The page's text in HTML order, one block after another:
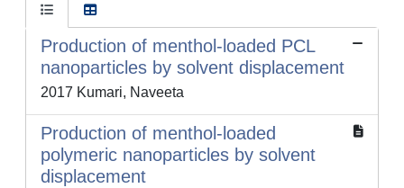
Production of menthol-loaded PCL
nanoparticles by solvent displacement
2017 Kumari, Naveeta
Production of menthol-loaded
polymeric nanoparticles by solvent
displacement